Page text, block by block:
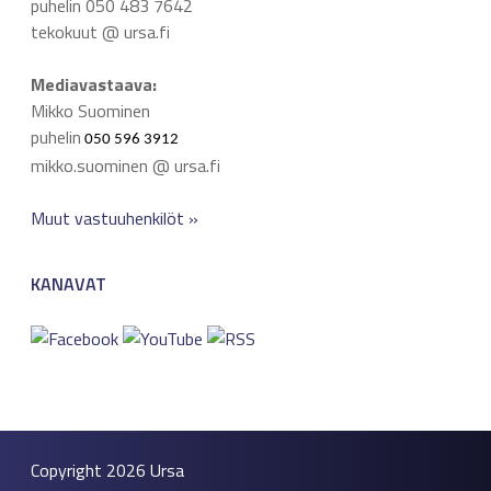
puhelin 050 483 7642
tekokuut @ ursa.fi
Mediavastaava:
Mikko Suominen
puhelin 050 596 3912
mikko.suominen @ ursa.fi
Muut vastuuhenkilöt »
KANAVAT
Copyright 2026 Ursa